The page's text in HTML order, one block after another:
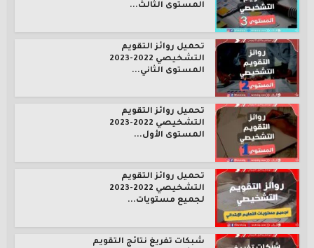
المستوى الثالث...
تحميل روائز التقويم
التشخيصي 2022-2023
المستوى الثاني...
تحميل روائز التقويم
التشخيصي 2022-2023
المستوى الأول...
تحميل روائز التقويم
التشخيصي 2022-2023
لجميع مستويات...
شبكات تفريغ نتائج التقويم